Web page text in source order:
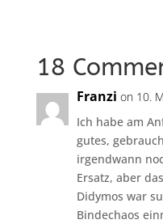
18
Franzi on 10.
Ich habe am
gutes,
irgendwann
Ersatz, aber
Didymos war
Bindechaos